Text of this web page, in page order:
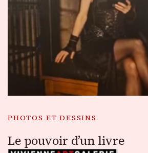
PHOTOS ET DESSINS
Le pouvoir d’un livre